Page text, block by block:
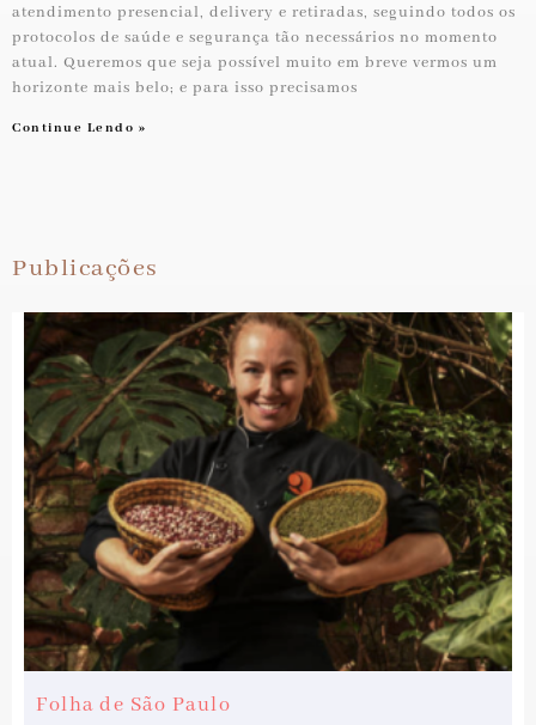
atendimento presencial, delivery e retiradas, seguindo todos os
protocolos de saúde e segurança tão necessários no momento
atual. Queremos que seja possível muito em breve vermos um
horizonte mais belo; e para isso precisamos
Continue Lendo »
Publicações
Folha de São Paulo